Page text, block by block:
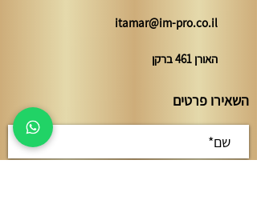
itamar@im-pro.co.il
האורן 461 ברקן
השאירו פרטים